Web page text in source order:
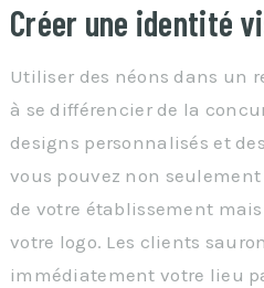
Créer une identité
Utiliser des néons dans un
à se différencier de la
designs personnalisés et des
vous pouvez non
de votre établissement
votre logo. Les clients
immédiatement votre lieu